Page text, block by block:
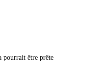
pourrait être prête